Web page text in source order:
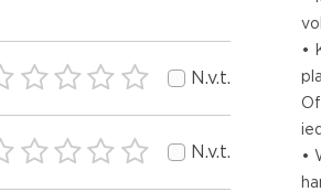
N.v.t.
N.v.t.
•
•